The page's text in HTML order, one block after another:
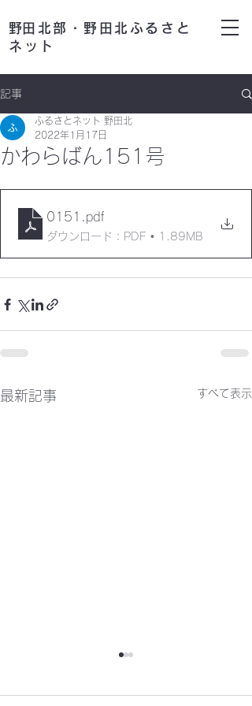
​野田北部・野田北ふるさと
ネット
記事
かわらばん151号
ふるさとネット 野田北
2022年1月17日
0151 .pdf
ダウンロード：PDF • 1.89MB
最新記事 すべて表示